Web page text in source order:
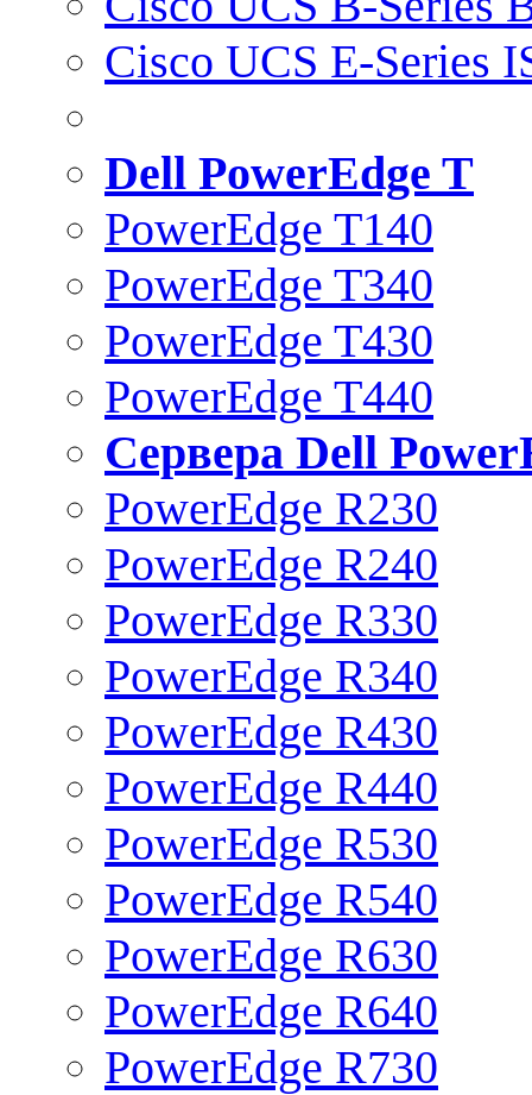
Cisco UCS E-Series
Dell PowerEdge T
PowerEdge T140
PowerEdge T340
PowerEdge T430
PowerEdge T440
Сервера Dell
PowerEdge R230
PowerEdge R240
PowerEdge R330
PowerEdge R340
PowerEdge R430
PowerEdge R440
PowerEdge R530
PowerEdge R540
PowerEdge R630
PowerEdge R640
PowerEdge R730